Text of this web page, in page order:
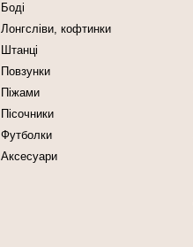
Боді
Лонгсліви, кофтинки
Штанці
Повзунки
Піжами
Пісочники
Футболки
Аксесуари